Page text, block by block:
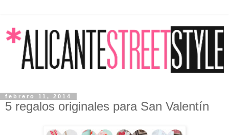
febrero 11, 2014
5 regalos originales para San Valentín